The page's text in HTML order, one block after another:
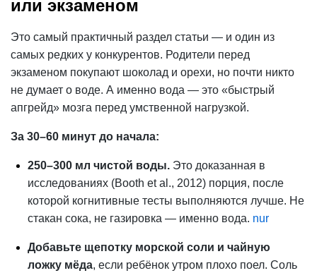
или экзаменом
Это самый практичный раздел статьи — и один из
самых редких у конкурентов. Родители перед
экзаменом покупают шоколад и орехи, но почти никто
не думает о воде. А именно вода — это «быстрый
апгрейд» мозга перед умственной нагрузкой.
За 30–60 минут до начала:
250–300 мл чистой воды. Это доказанная в
исследованиях (Booth et al., 2012) порция, после
которой когнитивные тесты выполняются лучше. Не
стакан сока, не газировка — именно вода. nur
Добавьте щепотку морской соли и чайную
ложку мёда, если ребёнок утром плохо поел. Соль